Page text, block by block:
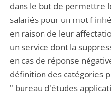
dans le but de permettre
salariés pour un motif
en raison de leur
un service dont la
en cas de réponse
définition des catégories
" bureau d'études